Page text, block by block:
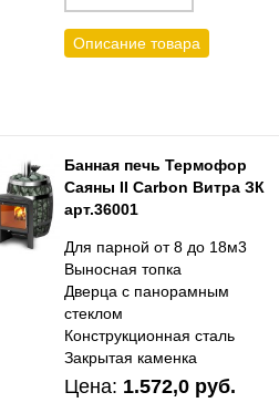
Описание товара
Банная печь Термофор
Саяны II Carbon Витра ЗК
арт.36001
Для парной от 8 до 18м3
Выносная топка
Дверца с панорамным
стеклом
Конструкционная сталь
Закрытая каменка
Цена: 1.572,0 руб.